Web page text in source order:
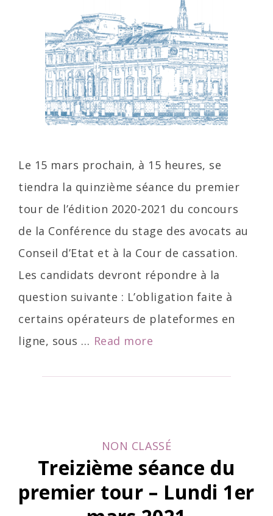
Le 15 mars prochain, à 15 heures, se
tiendra la quinzième séance du premier
tour de l’édition 2020-2021 du concours
de la Conférence du stage des avocats au
Conseil d’Etat et à la Cour de cassation.
Les candidats devront répondre à la
question suivante : L’obligation faite à
certains opérateurs de plateformes en
ligne, sous … Read more
–
Lundi
15
CATEGORIES
NON CLASSÉ
Treizième séance du
premier tour – Lundi 1er